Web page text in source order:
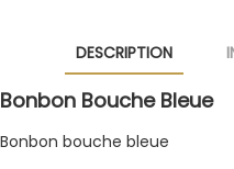
DESCRIPTION
Bonbon Bouche Bleue
Bonbon bouche bleue